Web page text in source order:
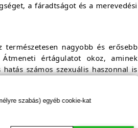
a fáradtságot és a merevedési
nagyobb és erősebb
értágulatot okoz, aminek
számos szexuális haszonnal is
formájában nyilvánul meg és a
szabás) egyéb cookie-kat